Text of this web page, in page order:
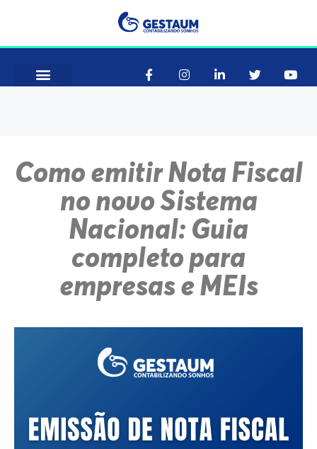
Como emitir Nota Fiscal
no novo Sistema
Nacional: Guia
completo para
empresas e MEIs